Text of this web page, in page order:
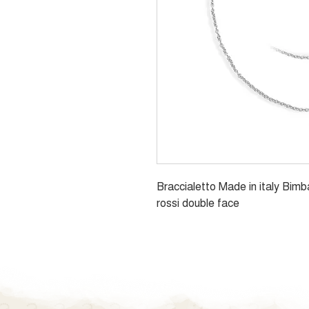
Braccialetto Made in italy
rossi double face